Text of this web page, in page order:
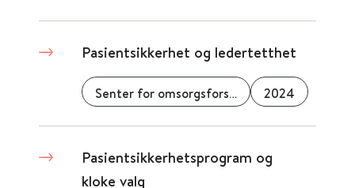
Pasientsikkerhet og ledertetthet
Senter for omsorgsforskning 2024
Pasientsikkerhetsprogram og
kloke valg